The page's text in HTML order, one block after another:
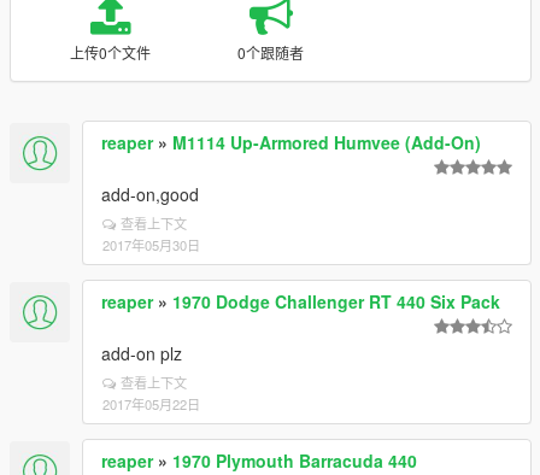
上传0个文件 0个跟随者
reaper» M1114 Up-Armored Humvee (Add-On)
add-on,good
查看上下文
2017年05月30日
reaper» 1970 Dodge Challenger RT 440 Six Pack
add-on plz
查看上下文
2017年05月22日
reaper» 1970 Plymouth Barracuda 440